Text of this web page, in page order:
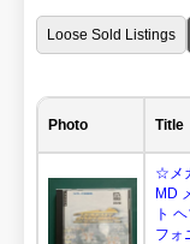
Loose Sold Listings
Photo Title
☆メ
MD
ト
フォ